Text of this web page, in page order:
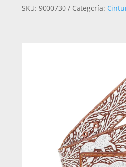
PAVOREAL
SKU: 9000730 Categoría: